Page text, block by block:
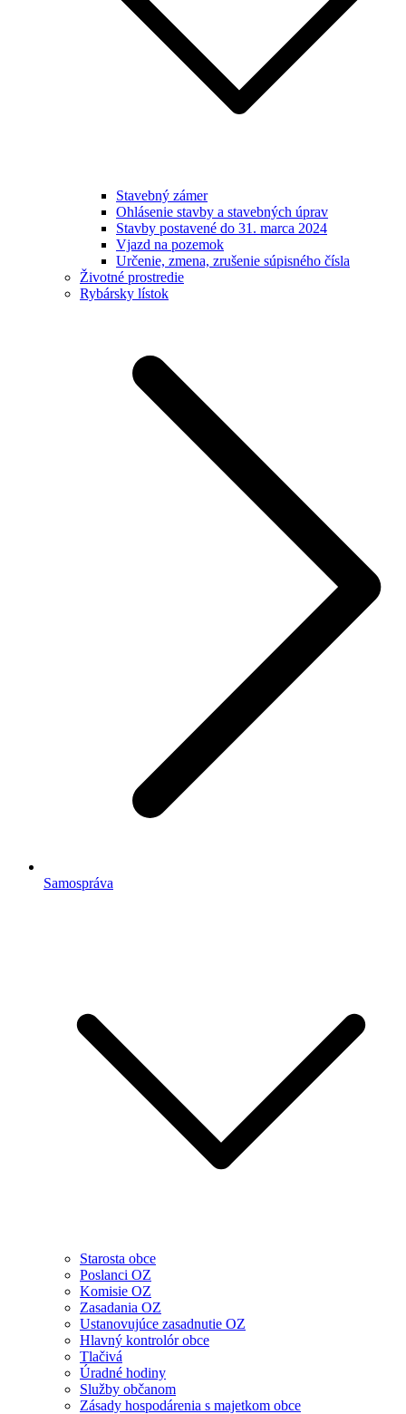
Stavebný zámer
Ohlásenie stavby a stavebných úprav
Stavby postavené do 31. marca 2024
Vjazd na pozemok
Určenie, zmena, zrušenie súpisného čísla
Životné prostredie
Rybársky lístok
Samospráva
Starosta obce
Poslanci OZ
Komisie OZ
Zasadania OZ
Ustanovujúce zasadnutie OZ
Hlavný kontrolór obce
Tlačivá
Úradné hodiny
Služby občanom
Zásady hospodárenia s majetkom obce